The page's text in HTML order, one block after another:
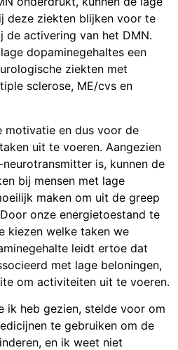
deze ziekten blijken voor te
de activering van het DMN.
dopaminegehaltes een
ziekten met
sclerose, ME/cvs en
motivatie en dus voor de
uit te voeren. Aangezien
neurotransmitter is, kunnen de
bij mensen met lage
maken om uit de greep
onze energietoestand te
kiezen welke taken we
leidt ertoe dat
met lage beloningen,
om activiteiten uit te voeren.
ik heb gezien, stelde voor om
te gebruiken om de
en ik weet niet